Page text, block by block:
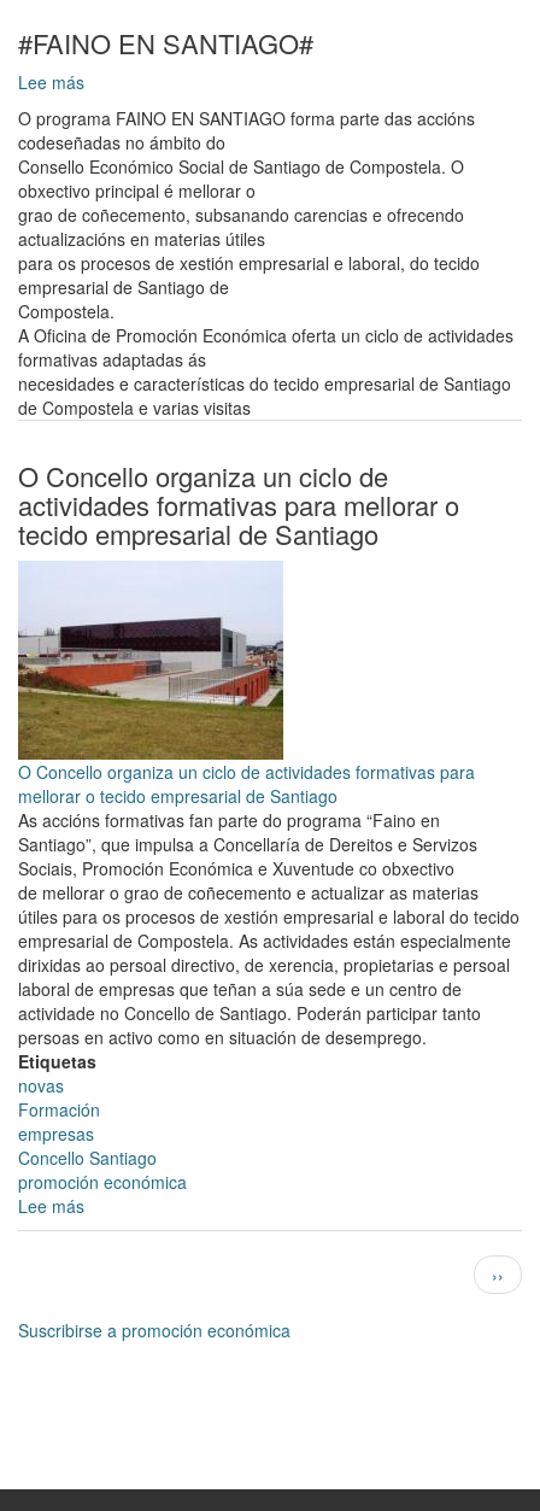
poden
retirar
entradas
para
a
xornada
“Transformando
a
cidade
desde
o
cooperativismo”
#FAINO EN SANTIAGO#
Lee más
EN
SANTIAGO#
O programa FAINO EN SANTIAGO forma parte das accións
codeseñadas no ámbito do
Consello Económico Social de Santiago de Compostela. O
obxectivo principal é mellorar o
grao de coñecemento, subsanando carencias e ofrecendo
actualizacións en materias útiles
para os procesos de xestión empresarial e laboral, do tecido
empresarial de Santiago de
Compostela.
A Oficina de Promoción Económica oferta un ciclo de actividades
formativas adaptadas ás
necesidades e características do tecido empresarial de Santiago
de Compostela e varias visitas
O Concello organiza un ciclo de
actividades formativas para mellorar o
tecido empresarial de Santiago
O Concello organiza un ciclo de actividades formativas para
mellorar o tecido empresarial de Santiago
As accións formativas fan parte do programa “Faino en
Santiago”, que impulsa a Concellaría de Dereitos e Servizos
Sociais, Promoción Económica e Xuventude co obxectivo
de mellorar o grao de coñecemento e actualizar as materias
útiles para os procesos de xestión empresarial e laboral do tecido
empresarial de Compostela. As actividades están especialmente
dirixidas ao persoal directivo, de xerencia, propietarias e persoal
laboral de empresas que teñan a súa sede e un centro de
actividade no Concello de Santiago. Poderán participar tanto
persoas en activo como en situación de desemprego.
Etiquetas
novas
Formación
empresas
Concello Santiago
promoción económica
Lee más
O
ciclo
tecido
››
Suscribirse a promoción económica